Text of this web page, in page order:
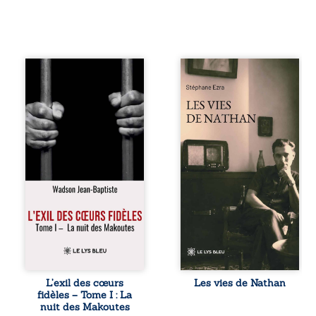
« Une nuit suffit
parfois pour briser
une famille… mais
certaines fidélités
traversent les
années. » Haïti,
sous la dictature
des Duvalier. La
peur s’étend
jusque dans les
villages les plus
reculés. À Bainet,
Jean-Joël Joli
mène une
avec sa famille.
respecté, il refuse
pourtant de
fermer les yeux
sur l’injustice.
L’exil des cœurs
fidèles – Tome I : La
nuit des Makoutes
Les vies de
Nathan est un
né en trois jours,
au printemps
2026. Pour la
première fois,
Stéphane Ezra,
médium, a pu
communiquer
avec son père,
disparu depuis
plus de vingt ans
et qu’il n’a jamais
connu. De ce
dialogue par-delà
la mort naissent
des poèmes qui
retracent une vie
Les vies de Nathan